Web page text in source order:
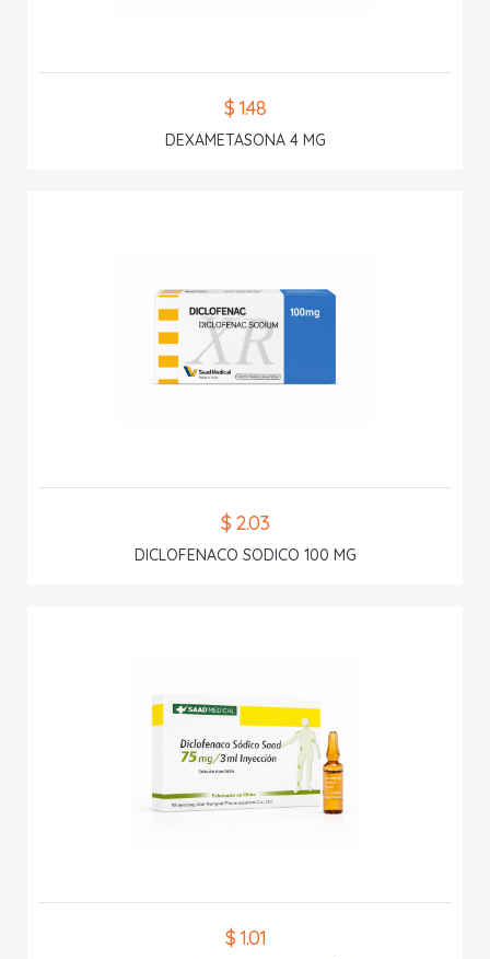
$ 1.48
DEXAMETASONA 4 MG
$ 2.03
DICLOFENACO SODICO 100 MG
$ 1.01